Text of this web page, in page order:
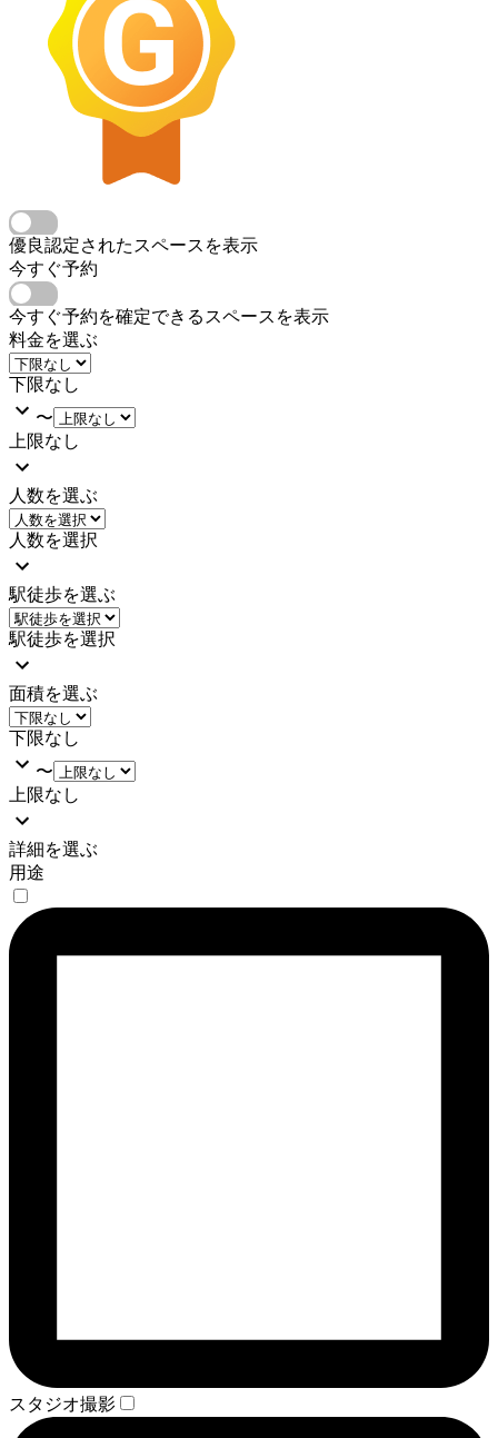
優良認定されたスペースを表示
今すぐ予約
今すぐ予約を確定できるスペースを表示
料金を選ぶ
下限なし
〜
上限なし
人数を選ぶ
人数を選択
駅徒歩を選ぶ
駅徒歩を選択
面積を選ぶ
下限なし
〜
上限なし
詳細を選ぶ
用途
スタジオ撮影